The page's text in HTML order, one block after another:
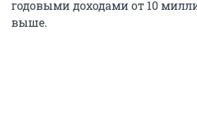
годовыми доходами от 10
выше.